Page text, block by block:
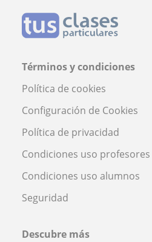
Términos y condiciones
Política de cookies
Configuración de Cookies
Política de privacidad
Condiciones uso profesores
Condiciones uso alumnos
Seguridad
Descubre más